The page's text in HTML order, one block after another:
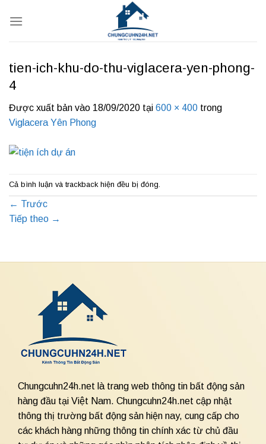
qua
tien-ich-khu-do-thu-viglacera-yen-phong-
4
Được xuất bản vào 18/09/2020 tại 600 × 400 trong
Viglacera Yên Phong
Cả bình luận và trackback hiện đều bị đóng.
← Trước
Tiếp theo →
Chungcuhn24h.net là trang web thông tin bất động sản
hàng đầu tại Việt Nam. Chungcuhn24h.net cập nhật
thông thị trường bất động sản hiện nay, cung cấp cho
các khách hàng những thông tin chính xác từ chủ đầu